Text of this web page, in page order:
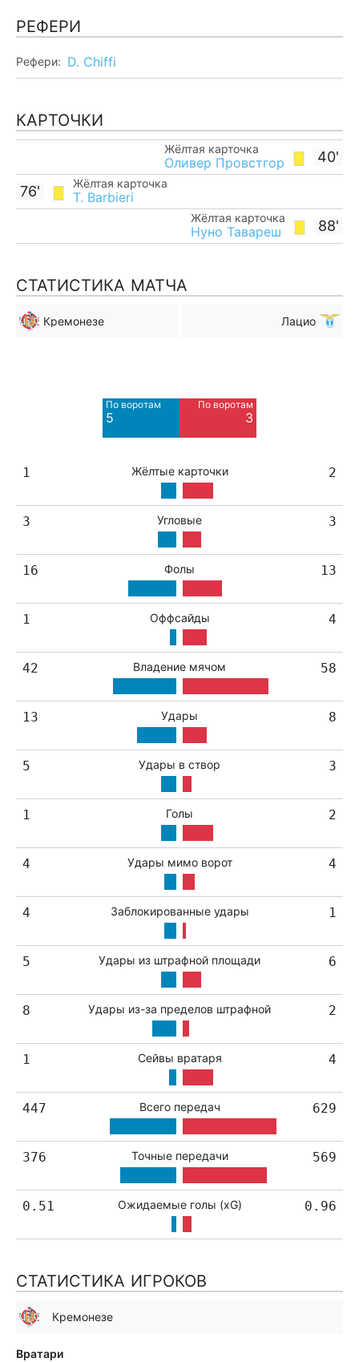
РЕФЕРИ
Рефери: D. Chiffi
КАРТОЧКИ
40'
Жёлтая карточка
Оливер Провстгор
Жёлтая карточка
T. Barbieri
76'
88'
Жёлтая карточка
Нуно Тавареш
СТАТИСТИКА МАТЧА
Кремонезе Лацио
По воротам
5
По воротам
3
1 Жёлтые карточки 2
3 Угловые 3
16 Фолы 13
1 Оффсайды 4
42 Владение мячом 58
13 Удары 8
5 Удары в створ 3
1 Голы 2
4 Удары мимо ворот 4
4 Заблокированные удары 1
5 Удары из штрафной площади 6
8 Удары из-за пределов штрафной 2
1 Сейвы вратаря 4
447 Всего передач 629
376 Точные передачи 569
0.51 Ожидаемые голы (xG) 0.96
СТАТИСТИКА ИГРОКОВ
Кремонезе
Вратари